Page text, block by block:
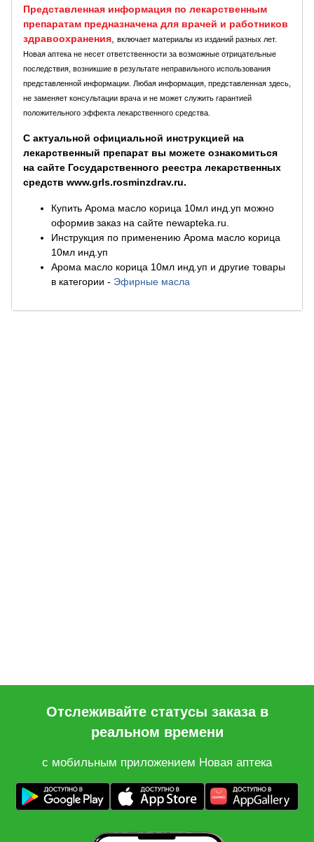
Представленная информация по лекарственным
препаратам предназначена для врачей и работников
здравоохранения
включает материалы из изданий разных лет.
Новая аптека не несет ответственности за возможные отрицательные
последствия, возникшие в результате неправильного использования
представленной информации. Любая информация, представленная здесь,
не заменяет консультации врача и не может служить гарантией
положительного эффекта лекарственного средства.
С актуальной официальной инструкцией на
лекарственный препарат вы можете ознакомиться
на сайте Государственного реестра лекарственных
средств www.grls.rosminzdrav.ru.
Купить Арома масло корица 10мл инд.уп можно
оформив заказ на сайте newapteka.ru.
Инструкция по применению Арома масло корица
10мл инд.уп
Арома масло корица 10мл инд.уп и другие товары
в категории - Эфирные масла
Отслеживайте статусы заказа в
реальном времени
с мобильным приложением Новая аптека